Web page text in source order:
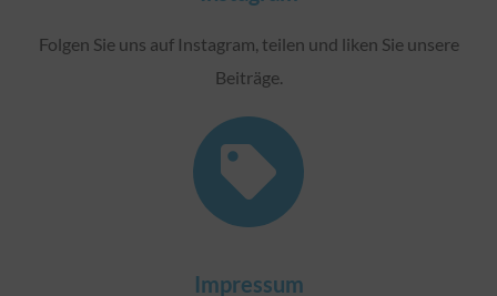
Folgen Sie uns auf Instagram, teilen und liken Sie unsere
Beiträge.
Impressum